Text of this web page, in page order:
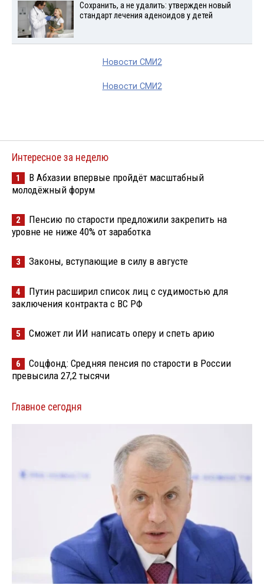
Сохранить, а не удалить: утвержден новый
стандарт лечения аденоидов у детей
Новости СМИ2
Новости СМИ2
Интересное за неделю
1
В Абхазии впервые пройдёт масштабный
молодёжный форум
2
Пенсию по старости предложили закрепить на
уровне не ниже 40% от заработка
3 Законы, вступающие в силу в августе
4
Путин расширил список лиц с судимостью для
заключения контракта с ВС РФ
5 Сможет ли ИИ написать оперу и спеть арию
6
Соцфонд: Средняя пенсия по старости в России
превысила 27,2 тысячи
Главное сегодня